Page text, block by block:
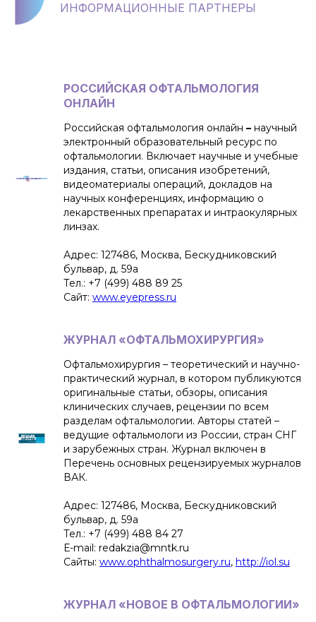
ИНФОРМАЦИОННЫЕ ПАРТНЕРЫ
РОССИЙСКАЯ ОФТАЛЬМОЛОГИЯ
ОНЛАЙН
Российская офтальмология онлайн – научный
электронный образовательный ресурс по
офтальмологии. Включает научные и учебные
издания, статьи, описания изобретений,
видеоматериалы операций, докладов на
научных конференциях, информацию о
лекарственных препаратах и интраокулярных
линзах.
Адрес: 127486, Москва, Бескудниковский
бульвар, д. 59а
Тел.: +7 (499) 488 89 25
Сайт: www.eyepress.ru
ЖУРНАЛ «ОФТАЛЬМОХИРУРГИЯ»
Офтальмохирургия – теоретический и научно-
практический журнал, в котором публикуются
оригинальные статьи, обзоры, описания
клинических случаев, рецензии по всем
разделам офтальмологии. Авторы статей –
ведущие офтальмологи из России, стран СНГ
и зарубежных стран. Журнал включен в
Перечень основных рецензируемых журналов
ВАК.
Адрес: 127486, Москва, Бескудниковский
бульвар, д. 59а
Тел.: +7 (499) 488 84 27
Е-mail: redakzia@mntk.ru
Сайты: www.ophthalmosurgery.ru, http://iol.su
ЖУРНАЛ «НОВОЕ В ОФТАЛЬМОЛОГИИ»